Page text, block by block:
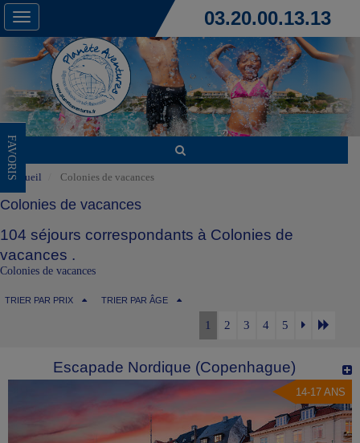
Toggle
navigation
03.20.00.13.13
FAVORIS
Accueil Colonies de vacances
Colonies de vacances
104 séjours correspondants à Colonies de
vacances .
Colonies de vacances
TRIER PAR PRIX TRIER PAR ÂGE
1 2 3 4 5
Escapade Nordique (Copenhague)
14-17 ANS